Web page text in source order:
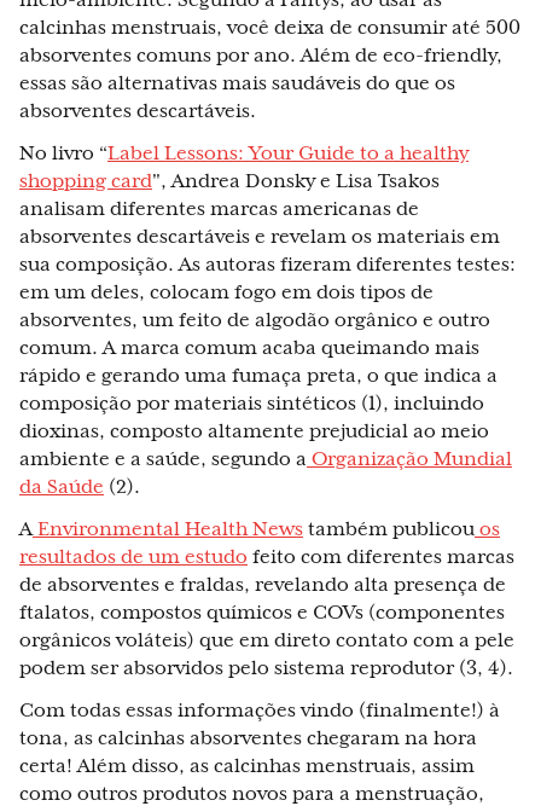
calcinhas menstruais, você deixa de consumir até 500
absorventes comuns por ano. Além de eco-friendly,
essas são alternativas mais saudáveis do que os
absorventes descartáveis.
No livro “Label Lessons: Your Guide to a healthy
shopping card", Andrea Donsky e Lisa Tsakos
analisam diferentes marcas americanas de
absorventes descartáveis e revelam os materiais em
sua composição. As autoras fizeram diferentes testes:
em um deles, colocam fogo em dois tipos de
absorventes, um feito de algodão orgânico e outro
comum. A marca comum acaba queimando mais
rápido e gerando uma fumaça preta, o que indica a
composição por materiais sintéticos (1), incluindo
dioxinas, composto altamente prejudicial ao meio
ambiente e a saúde, segundo a Organização Mundial
da Saúde (2).
AEnvironmental Health News também publicou os
resultados de um estudo feito com diferentes marcas
de absorventes e fraldas, revelando alta presença de
ftalatos, compostos químicos e COVs (componentes
orgânicos voláteis) que em direto contato com a pele
podem ser absorvidos pelo sistema reprodutor (3, 4).
Com todas essas informações vindo (finalmente!) à
tona, as calcinhas absorventes chegaram na hora
certa! Além disso, as calcinhas menstruais, assim
como outros produtos novos para a menstruação,